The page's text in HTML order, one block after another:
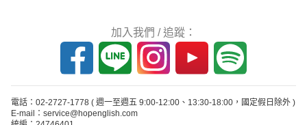
加入我們 / 追蹤：
電話：02-2727-1778 ( 週一至週五 9:00-12:00、13:30-18:00，國定假日除外 )
E-mail：service@hopenglish.com